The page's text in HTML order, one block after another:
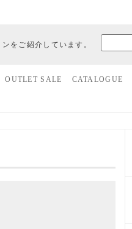
をご紹介しています。
OUTLET SALE CATALOGUE